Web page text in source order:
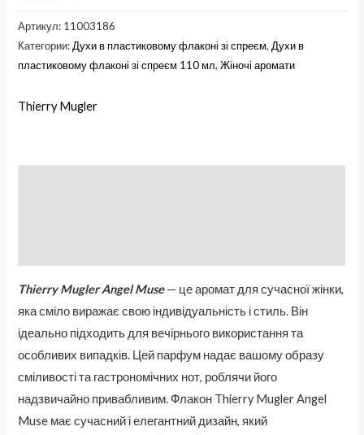
Артикул: 11003186
Категории:Духи в пластиковому флаконі зі спреєм,Духи в
пластиковому флаконі зі спреєм 110 мл,Жіночі аромати
Thierry Mugler
Thierry Mugler Angel Muse— це аромат для сучасної жінки,
яка сміло виражає свою індивідуальність і стиль. Він
ідеально підходить для вечірнього використання та
особливих випадків. Цей парфум надає вашому образу
сміливості та гастрономічних нот, роблячи його
надзвичайно привабливим. Флакон Thierry Mugler Angel
Muse має сучасний і елегантний дизайн, який